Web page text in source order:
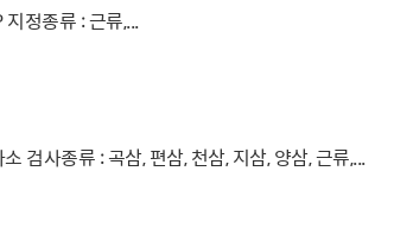
정종류 : 근류,...
검사종류 : 곡삼, 편삼, 천삼, 지삼, 양삼, 근류,...